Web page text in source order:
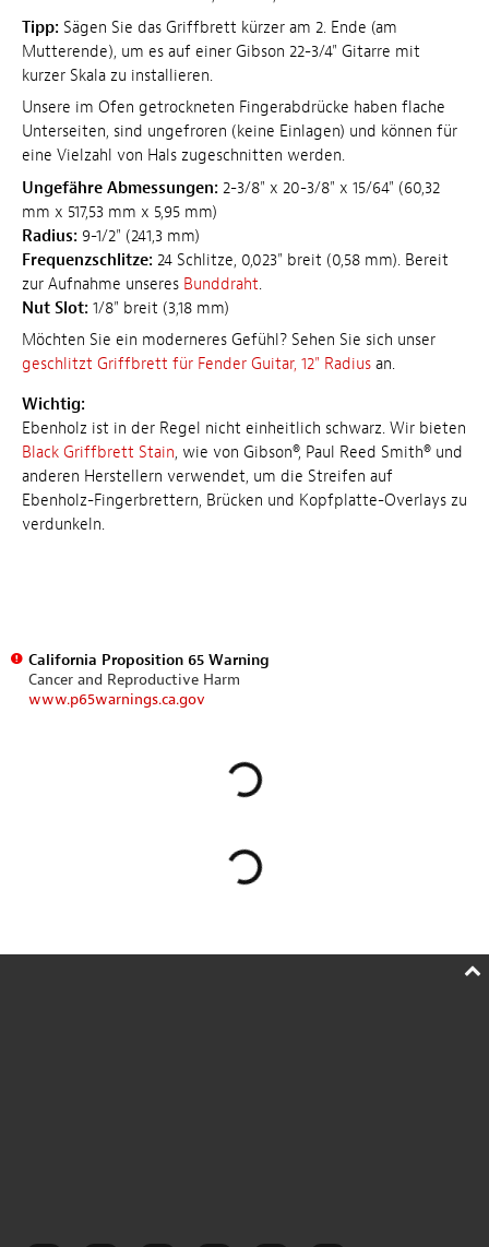
Tipp: Sägen Sie das Griffbrett kürzer am 2. Ende (am
Mutterende), um es auf einer Gibson 22-3/4" Gitarre mit
kurzer Skala zu installieren.
Unsere im Ofen getrockneten Fingerabdrücke haben flache
Unterseiten, sind ungefroren (keine Einlagen) und können für
eine Vielzahl von Hals zugeschnitten werden.
Ungefähre Abmessungen: 2-3/8" x 20-3/8" x 15/64" (60,32
mm x 517,53 mm x 5,95 mm)
Radius: 9-1/2" (241,3 mm)
Frequenzschlitze: 24 Schlitze, 0,023" breit (0,58 mm). Bereit
zur Aufnahme unseres Bunddraht.
Nut Slot: 1/8" breit (3,18 mm)
Möchten Sie ein moderneres Gefühl? Sehen Sie sich unser
geschlitzt Griffbrett für Fender Guitar, 12" Radius an.
Wichtig:
Ebenholz ist in der Regel nicht einheitlich schwarz. Wir bieten
Black Griffbrett Stain, wie von Gibson®, Paul Reed Smith® und
anderen Herstellern verwendet, um die Streifen auf
Ebenholz-Fingerbrettern, Brücken und Kopfplatte-Overlays zu
verdunkeln.
California Proposition 65 Warning
Cancer and Reproductive Harm
www.p65warnings.ca.gov